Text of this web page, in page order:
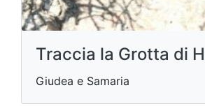
Traccia la Grotta di
Giudea e Samaria